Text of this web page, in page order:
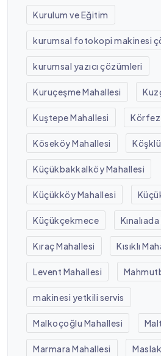
Kurulum ve Eğitim
kurumsal fotokopi makinesi
kurumsal yazıcı çözümleri
Kuruçeşme Mahallesi
Kuştepe Mahallesi Körfez
Köseköy Mahallesi
Küçükbakkalköy Mahallesi
Küçükköy Mahallesi
Küçükçekmece
Kıraç Mahallesi Kısıklı
Levent Mahallesi
makinesi yetkili servis
Malkoçoğlu Mahallesi
Marmara Mahallesi